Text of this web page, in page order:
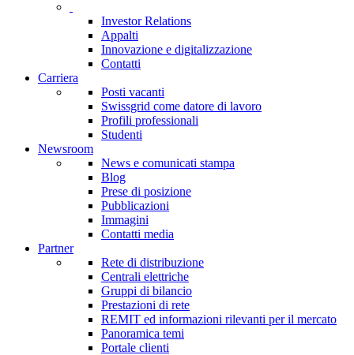
Investor Relations
Appalti
Innovazione e digitalizzazione
Contatti
Carriera
Posti vacanti
Swissgrid come datore di lavoro
Profili professionali
Studenti
Newsroom
News e comunicati stampa
Blog
Prese di posizione
Pubblicazioni
Immagini
Contatti media
Partner
Rete di distribuzione
Centrali elettriche
Gruppi di bilancio
Prestazioni di rete
REMIT ed informazioni rilevanti per il mercato
Panoramica temi
Portale clienti